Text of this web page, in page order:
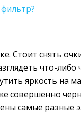
Стоит снять
что-
яркость на
совершенно
самые разные